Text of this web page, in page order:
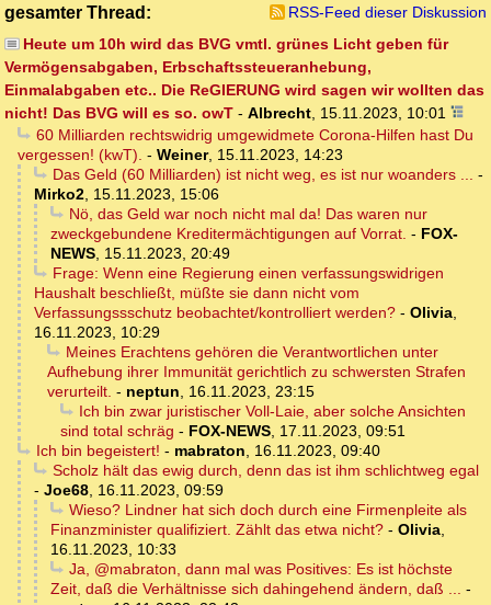
gesamter Thread:
RSS-Feed dieser Diskussion
Heute um 10h wird das BVG vmtl. grünes Licht geben für
Vermögensabgaben, Erbschaftssteueranhebung,
Einmalabgaben etc.. Die ReGIERUNG wird sagen wir wollten das
nicht! Das BVG will es so. owT - Albrecht, 15.11.2023, 10:01
60 Milliarden rechtswidrig umgewidmete Corona-Hilfen hast Du
vergessen! (kwT). - Weiner, 15.11.2023, 14:23
Das Geld (60 Milliarden) ist nicht weg, es ist nur woanders ... -
Mirko2, 15.11.2023, 15:06
Nö, das Geld war noch nicht mal da! Das waren nur
zweckgebundene Kreditermächtigungen auf Vorrat. - FOX-
NEWS, 15.11.2023, 20:49
Frage: Wenn eine Regierung einen verfassungswidrigen
Haushalt beschließt, müßte sie dann nicht vom
Verfassungssschutz beobachtet/kontrolliert werden? - Olivia,
16.11.2023, 10:29
Meines Erachtens gehören die Verantwortlichen unter
Aufhebung ihrer Immunität gerichtlich zu schwersten Strafen
verurteilt. - neptun, 16.11.2023, 23:15
Ich bin zwar juristischer Voll-Laie, aber solche Ansichten
sind total schräg - FOX-NEWS, 17.11.2023, 09:51
Ich bin begeistert! - mabraton, 16.11.2023, 09:40
Scholz hält das ewig durch, denn das ist ihm schlichtweg egal
- Joe68, 16.11.2023, 09:59
Wieso? Lindner hat sich doch durch eine Firmenpleite als
Finanzminister qualifiziert. Zählt das etwa nicht? - Olivia,
16.11.2023, 10:33
Ja, @mabraton, dann mal was Positives: Es ist höchste
Zeit, daß die Verhältnisse sich dahingehend ändern, daß ... -